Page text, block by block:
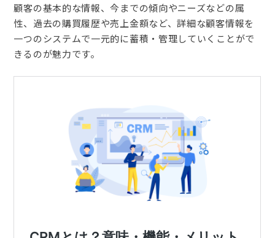
顧客の基本的な情報、今までの傾向やニーズなどの属
性、過去の購買履歴や売上金額など、詳細な顧客情報を
一つのシステムで一元的に蓄積・管理していくことがで
きるのが魅力です。